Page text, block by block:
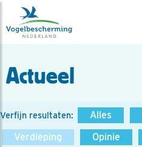
Actueel
Verfijn resultaten: Alles
Verdieping
Opinie